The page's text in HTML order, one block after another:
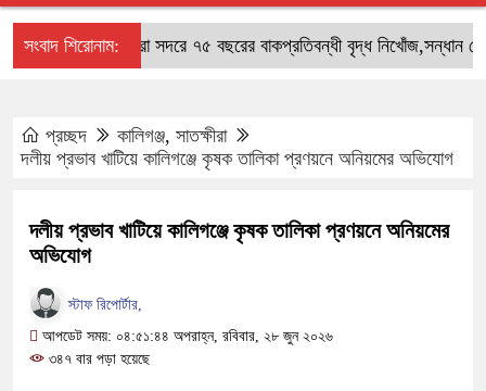
সংবাদ শিরোনাম:
সাতক্ষীরা সদরে ৭৫ বছরের বাকপ্রতিবন্ধী বৃদ্ধ নিখোঁজ,সন্ধান চেয়ে
প্রচ্ছদ কালিগঞ্জ, সাতক্ষীরা
দলীয় প্রভাব খাটিয়ে কালিগঞ্জে কৃষক তালিকা প্রণয়নে অনিয়মের অভিযোগ
দলীয় প্রভাব খাটিয়ে কালিগঞ্জে কৃষক তালিকা প্রণয়নে অনিয়মের
অভিযোগ
স্টাফ রিপোর্টার,
আপডেট সময়: ০৪:৫১:৪৪ অপরাহ্ন, রবিবার, ২৮ জুন ২০২৬
৩৪৭ বার পড়া হয়েছে